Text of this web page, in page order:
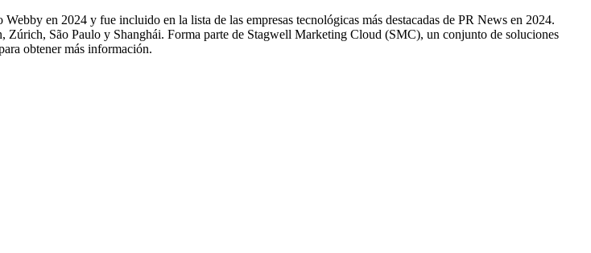
en 2024 y fue incluido en la lista de las empresas tecnológicas más destacadas de PR News en 2024.
São Paulo y Shanghái. Forma parte de Stagwell Marketing Cloud (SMC), un conjunto de soluciones
obtener más información.